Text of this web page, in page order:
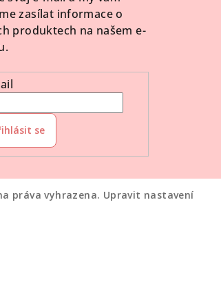
zasílat informace o
produktech na našem e-
se
práva vyhrazena. Upravit nastavení